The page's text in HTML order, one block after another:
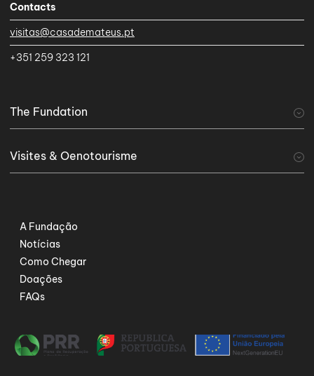
Contacts
visitas@casademateus.pt
+351 259 323 121
The Fundation
Visites & Oenotourisme
Serviços Especiais
A Fundação
Notícias
Como Chegar
Doações
FAQs